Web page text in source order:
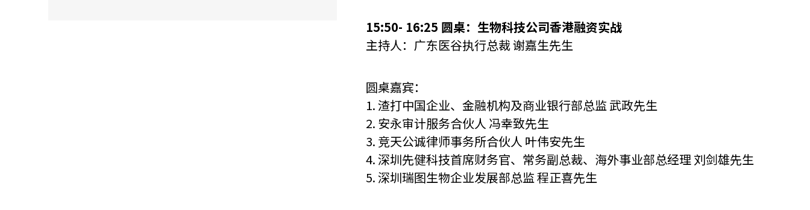
15:50- 16:25 圆桌：生物科技公司香港融资实战
主持人：广东医谷执行总裁 谢嘉生先生
圆桌嘉宾：
1. 渣打中国企业、金融机构及商业银行部总监 武政先生
2. 安永审计服务合伙人 冯幸致先生
3. 竞天公诚律师事务所合伙人 叶伟安先生
4. 深圳先健科技首席财务官、常务副总裁、海外事业部总经理 刘剑雄先生
5. 深圳瑞图生物企业发展部总监 程正喜先生